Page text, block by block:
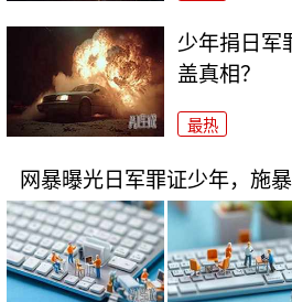
少年捐日军
盖真相？
最热
网暴曝光日军罪证少年，施